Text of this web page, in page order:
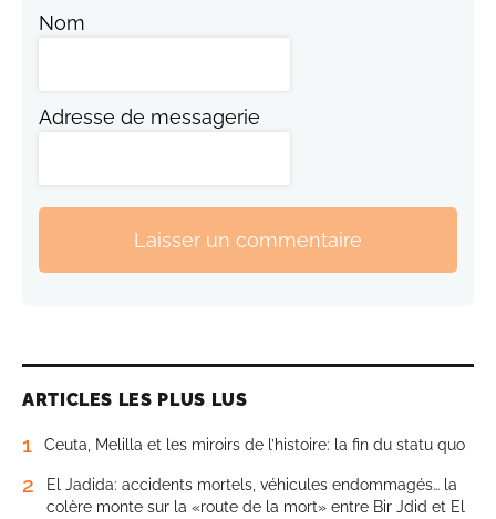
Nom
Adresse de messagerie
Laisser un commentaire
ARTICLES LES PLUS LUS
1 Ceuta, Melilla et les miroirs de l’histoire: la fin du statu quo
2
El Jadida: accidents mortels, véhicules endommagés… la
colère monte sur la «route de la mort» entre Bir Jdid et El